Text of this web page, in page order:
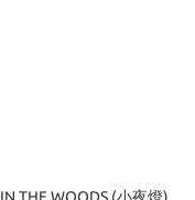
THE WOODS (小夜燈)